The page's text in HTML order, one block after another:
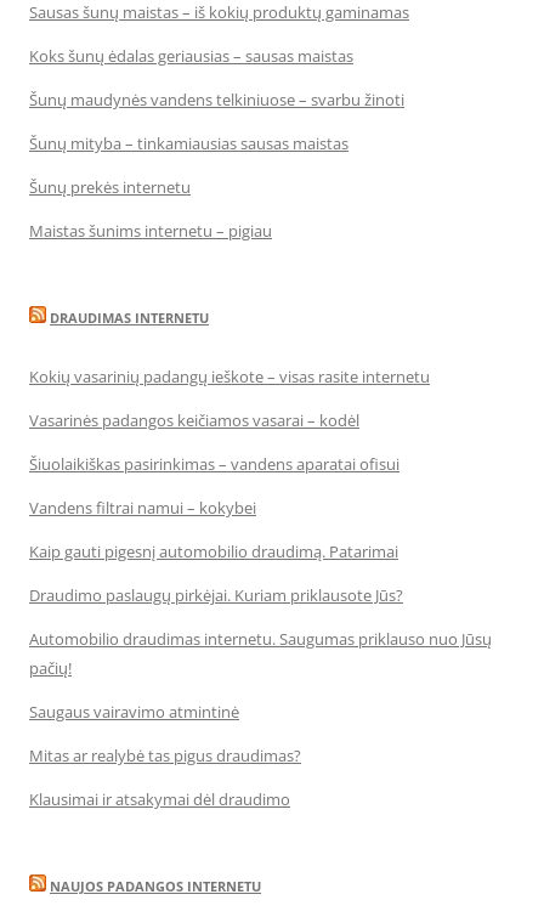
Sausas šunų maistas – iš kokių produktų gaminamas
Koks šunų ėdalas geriausias – sausas maistas
Šunų maudynės vandens telkiniuose – svarbu žinoti
Šunų mityba – tinkamiausias sausas maistas
Šunų prekės internetu
Maistas šunims internetu – pigiau
DRAUDIMAS INTERNETU
Kokių vasarinių padangų ieškote – visas rasite internetu
Vasarinės padangos keičiamos vasarai – kodėl
Šiuolaikiškas pasirinkimas – vandens aparatai ofisui
Vandens filtrai namui – kokybei
Kaip gauti pigesnį automobilio draudimą. Patarimai
Draudimo paslaugų pirkėjai. Kuriam priklausote Jūs?
Automobilio draudimas internetu. Saugumas priklauso nuo Jūsų
pačių!
Saugaus vairavimo atmintinė
Mitas ar realybė tas pigus draudimas?
Klausimai ir atsakymai dėl draudimo
NAUJOS PADANGOS INTERNETU